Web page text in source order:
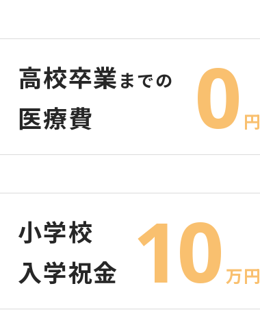
高校卒業までの
医療費 0 円
小学校
入学祝金
10 万円